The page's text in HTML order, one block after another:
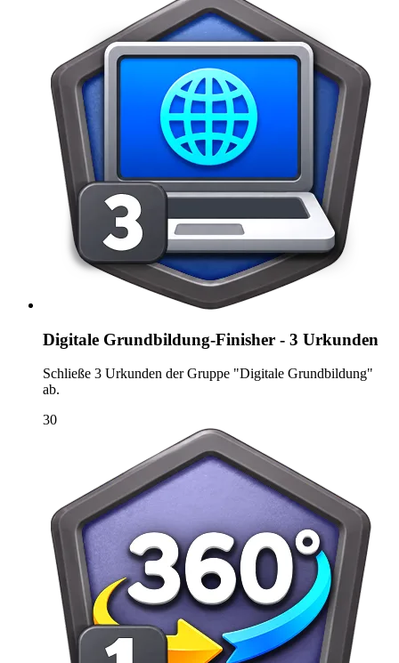
Digitale Grundbildung-Finisher - 3 Urkunden
Schließe 3 Urkunden der Gruppe "Digitale Grundbildung"
ab.
30